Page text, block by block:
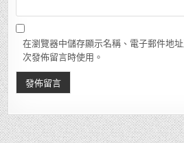
在瀏覽器中儲存顯示名稱、電子郵件地
次發佈留言時使用。